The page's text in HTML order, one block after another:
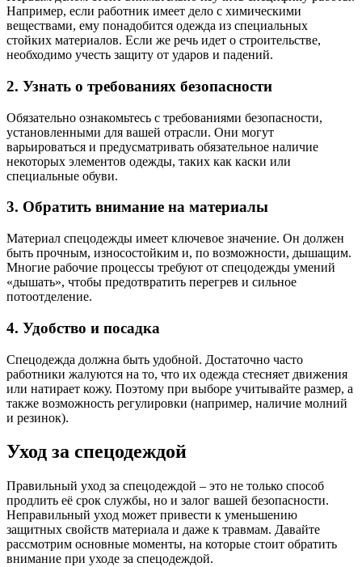
Например, если работник имеет дело с химическими
веществами, ему понадобится одежда из специальных
стойких материалов. Если же речь идет о строительстве,
необходимо учесть защиту от ударов и падений.
2. Узнать о требованиях безопасности
Обязательно ознакомьтесь с требованиями безопасности,
установленными для вашей отрасли. Они могут
варьироваться и предусматривать обязательное наличие
некоторых элементов одежды, таких как каски или
специальные обуви.
3. Обратить внимание на материалы
Материал спецодежды имеет ключевое значение. Он должен
быть прочным, износостойким и, по возможности, дышащим.
Многие рабочие процессы требуют от спецодежды умений
«дышать», чтобы предотвратить перегрев и сильное
потоотделение.
4. Удобство и посадка
Спецодежда должна быть удобной. Достаточно часто
работники жалуются на то, что их одежда стесняет движения
или натирает кожу. Поэтому при выборе учитывайте размер, а
также возможность регулировки (например, наличие молний
и резинок).
Уход за спецодеждой
Правильный уход за спецодеждой – это не только способ
продлить её срок службы, но и залог вашей безопасности.
Неправильный уход может привести к уменьшению
защитных свойств материала и даже к травмам. Давайте
рассмотрим основные моменты, на которые стоит обратить
внимание при уходе за спецодеждой.